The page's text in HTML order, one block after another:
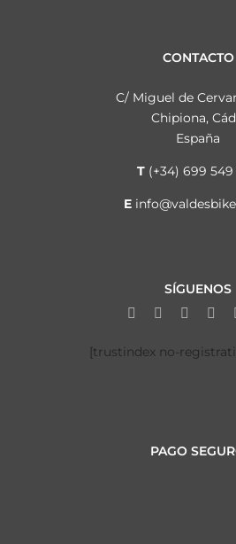
CONTACTO
C/ Miguel de
Chipiona,
España
T (+34) 699 549
E
SÍGUENOS
[trustindex no-
PAGO